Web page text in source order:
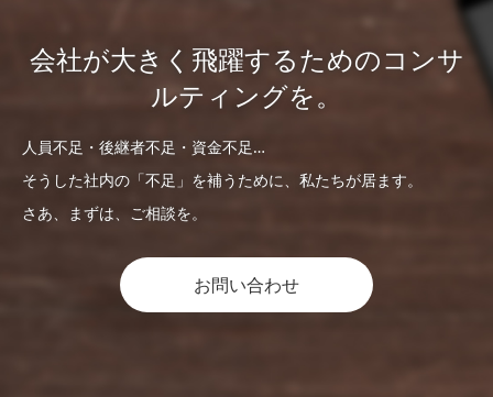
会社が大きく飛躍するためのコンサ
ルティングを。
人員不足・後継者不足・資金不足…
そうした社内の「不足」を補うために、私たちが居ます。
さあ、まずは、ご相談を。
お問い合わせ